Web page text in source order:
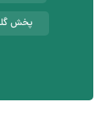
پخش